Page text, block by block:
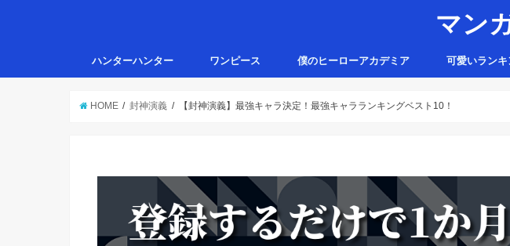
マン
ハンターハンター ワンピース 僕のヒーローアカデミア 可愛いランキ
HOME 封神演義 【封神演義】最強キャラ決定！最強キャラランキングベスト10！